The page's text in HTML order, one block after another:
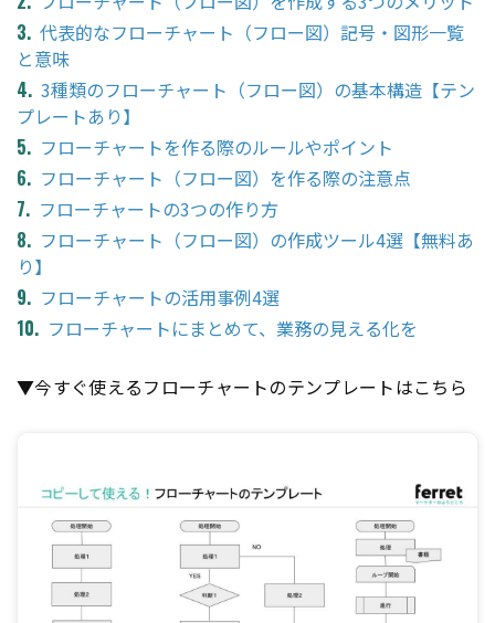
代表的なフローチャート（フロー図）記号・図形一覧
と意味
3種類のフローチャート（フロー図）の基本構造【テン
プレートあり】
フローチャートを作る際のルールやポイント
フローチャート（フロー図）を作る際の注意点
フローチャートの3つの作り方
フローチャート（フロー図）の作成ツール4選【無料あ
り】
フローチャートの活用事例4選
フローチャートにまとめて、業務の見える化を
▼今すぐ使えるフローチャートのテンプレートはこちら